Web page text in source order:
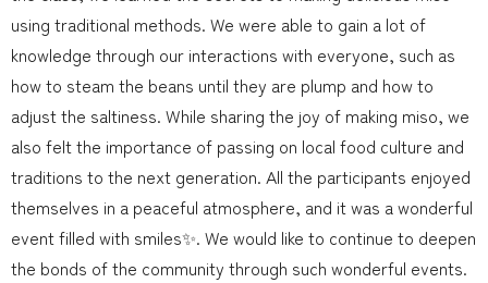
using traditional methods. We were able to gain a lot of
knowledge through our interactions with everyone, such as
how to steam the beans until they are plump and how to
adjust the saltiness‍. While sharing the joy of making miso, we
also felt the importance of passing on local food culture and
traditions to the next generation. All the participants enjoyed
themselves in a peaceful atmosphere, and it was a wonderful
event filled with smiles✨. We would like to continue to deepen
the bonds of the community through such wonderful events.